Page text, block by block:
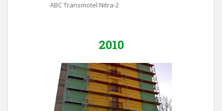
ABC Transmotel Nitra-2
2010